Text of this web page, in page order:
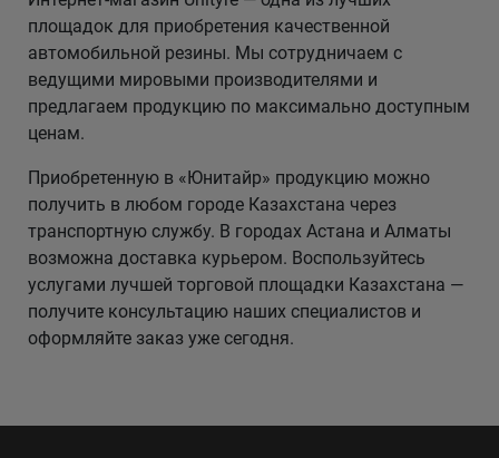
площадок для приобретения качественной
автомобильной резины. Мы сотрудничаем с
ведущими мировыми производителями и
предлагаем продукцию по максимально доступным
ценам.
Приобретенную в «Юнитайр» продукцию можно
получить в любом городе Казахстана через
транспортную службу. В городах Астана и Алматы
возможна доставка курьером. Воспользуйтесь
услугами лучшей торговой площадки Казахстана —
получите консультацию наших специалистов и
оформляйте заказ уже сегодня.